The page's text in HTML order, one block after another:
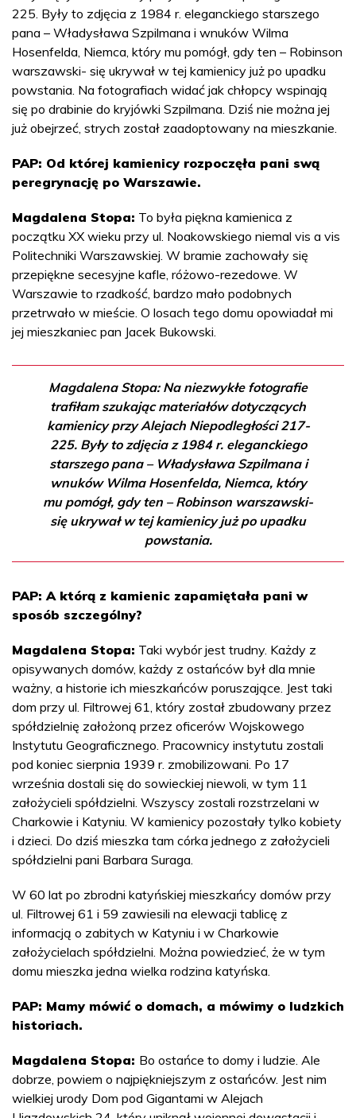
225. Były to zdjęcia z 1984 r. eleganckiego starszego
pana – Władysława Szpilmana i wnuków Wilma
Hosenfelda, Niemca, który mu pomógł, gdy ten – Robinson
warszawski- się ukrywał w tej kamienicy już po upadku
powstania. Na fotografiach widać jak chłopcy wspinają
się po drabinie do kryjówki Szpilmana. Dziś nie można jej
już obejrzeć, strych został zaadoptowany na mieszkanie.
PAP: Od której kamienicy rozpoczęła pani swą
peregrynację po Warszawie.
Magdalena Stopa: To była piękna kamienica z
początku XX wieku przy ul. Noakowskiego niemal vis a vis
Politechniki Warszawskiej. W bramie zachowały się
przepiękne secesyjne kafle, różowo-rezedowe. W
Warszawie to rzadkość, bardzo mało podobnych
przetrwało w mieście. O losach tego domu opowiadał mi
jej mieszkaniec pan Jacek Bukowski.
Magdalena Stopa: Na niezwykłe fotografie
trafiłam szukając materiałów dotyczących
kamienicy przy Alejach Niepodległości 217-
225. Były to zdjęcia z 1984 r. eleganckiego
starszego pana – Władysława Szpilmana i
wnuków Wilma Hosenfelda, Niemca, który
mu pomógł, gdy ten – Robinson warszawski-
się ukrywał w tej kamienicy już po upadku
powstania.
PAP: A którą z kamienic zapamiętała pani w
sposób szczególny?
Magdalena Stopa: Taki wybór jest trudny. Każdy z
opisywanych domów, każdy z ostańców był dla mnie
ważny, a historie ich mieszkańców poruszające. Jest taki
dom przy ul. Filtrowej 61, który został zbudowany przez
spółdzielnię założoną przez oficerów Wojskowego
Instytutu Geograficznego. Pracownicy instytutu zostali
pod koniec sierpnia 1939 r. zmobilizowani. Po 17
września dostali się do sowieckiej niewoli, w tym 11
założycieli spółdzielni. Wszyscy zostali rozstrzelani w
Charkowie i Katyniu. W kamienicy pozostały tylko kobiety
i dzieci. Do dziś mieszka tam córka jednego z założycieli
spółdzielni pani Barbara Suraga.
W 60 lat po zbrodni katyńskiej mieszkańcy domów przy
ul. Filtrowej 61 i 59 zawiesili na elewacji tablicę z
informacją o zabitych w Katyniu i w Charkowie
założycielach spółdzielni. Można powiedzieć, że w tym
domu mieszka jedna wielka rodzina katyńska.
PAP: Mamy mówić o domach, a mówimy o ludzkich
historiach.
Magdalena Stopa: Bo ostańce to domy i ludzie. Ale
dobrze, powiem o najpiękniejszym z ostańców. Jest nim
wielkiej urody Dom pod Gigantami w Alejach